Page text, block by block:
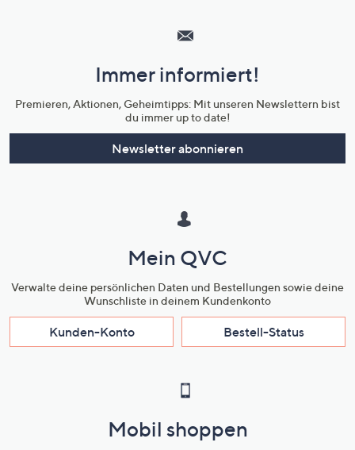
Unternehmensinformationen
Immer informiert!
Premieren, Aktionen, Geheimtipps: Mit unseren Newslettern bist
du immer up to date!
Newsletter abonnieren
Mein QVC
Verwalte deine persönlichen Daten und Bestellungen sowie deine
Wunschliste in deinem Kundenkonto
Kunden-Konto Bestell-Status
Mobil shoppen